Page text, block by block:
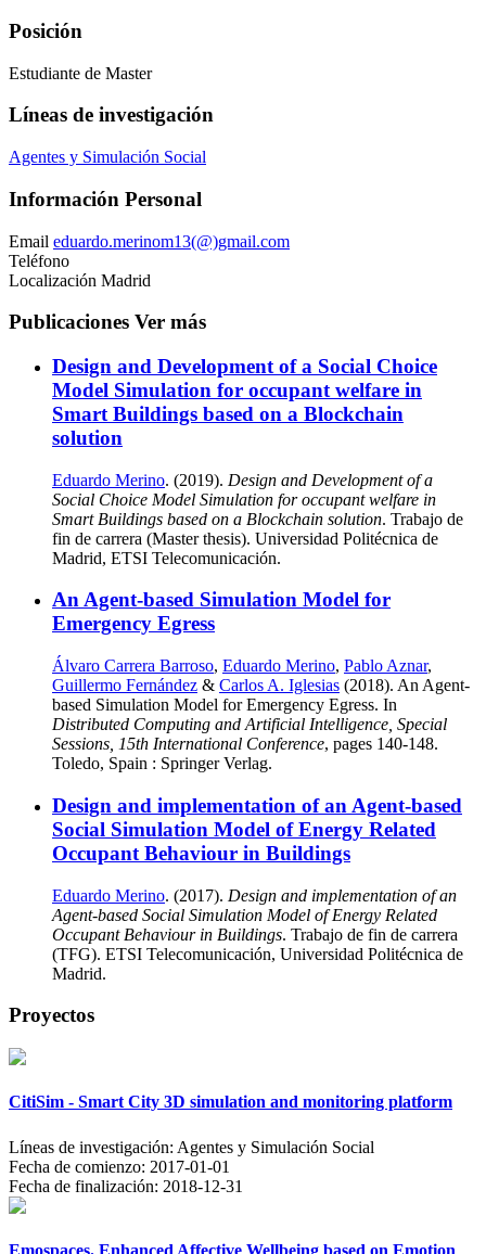
Posición
Estudiante de Master
Líneas de investigación
Agentes y Simulación Social
Información Personal
Email eduardo.merinom13(@)gmail.com
Teléfono
Localización Madrid
Publicaciones Ver más
Design and Development of a Social Choice
Model Simulation for occupant welfare in
Smart Buildings based on a Blockchain
solution
Eduardo Merino. (2019). Design and Development of a
Social Choice Model Simulation for occupant welfare in
Smart Buildings based on a Blockchain solution. Trabajo de
fin de carrera (Master thesis). Universidad Politécnica de
Madrid, ETSI Telecomunicación.
An Agent-based Simulation Model for
Emergency Egress
Álvaro Carrera Barroso, Eduardo Merino, Pablo Aznar,
Guillermo Fernández & Carlos A. Iglesias (2018). An Agent-
based Simulation Model for Emergency Egress. In
Distributed Computing and Artificial Intelligence, Special
Sessions, 15th International Conference, pages 140-148.
Toledo, Spain : Springer Verlag.
Design and implementation of an Agent-based
Social Simulation Model of Energy Related
Occupant Behaviour in Buildings
Eduardo Merino. (2017). Design and implementation of an
Agent-based Social Simulation Model of Energy Related
Occupant Behaviour in Buildings. Trabajo de fin de carrera
(TFG). ETSI Telecomunicación, Universidad Politécnica de
Madrid.
Proyectos
CitiSim - Smart City 3D simulation and monitoring platform
Líneas de investigación: Agentes y Simulación Social
Fecha de comienzo: 2017-01-01
Fecha de finalización: 2018-12-31
Emospaces. Enhanced Affective Wellbeing based on Emotion